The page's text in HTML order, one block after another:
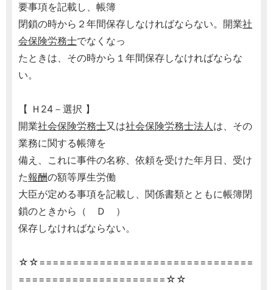
要事項を記載し、帳簿
閉鎖の時から２年間保存しなければならない。開業社
会保険労務士でなくなっ
たときは、その時から１年間保存しなければならな
い。
【 Ｈ24－選択 】
開業社会保険労務士又は社会保険労務士法人は、その
業務に関する帳簿を
備え、これに事件の名称、依頼を受けた年月日、受け
た報酬の額等厚生労働
大臣が定める事項を記載し、関係書類とともに帳簿閉
鎖のときから（ Ｄ ）
保存しなければならない。
☆☆================================
======================☆☆